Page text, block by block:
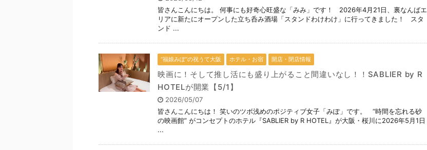
皆さんこんにちは。 何事にも好奇心旺盛な「みみ」です！ 2026年4月21日、裏なんばエ
リアに新たにオープンした立ち呑み酒場「スタンドわけわけ」に行ってきました！ スタ
ンド ...
“福娘みぽ”の祝うて大阪 ホテル・お宿 開店・閉店情報
映画に！そして推し活にも盛り上がること間違いなし！！SABLIER by R
HOTELが開業【5/1】
2026/05/07
皆さんこんにちは！ 笑いのツボ浅めのポジティブ女子「みぽ」です。 “時間を忘れる砂
の映画館” がコンセプトのホテル『SABLIER by R HOTEL』が大阪・桜川に2026年5月1日
...